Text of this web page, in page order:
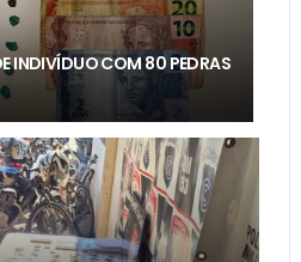
INDIVÍDUO COM 80 PEDRAS